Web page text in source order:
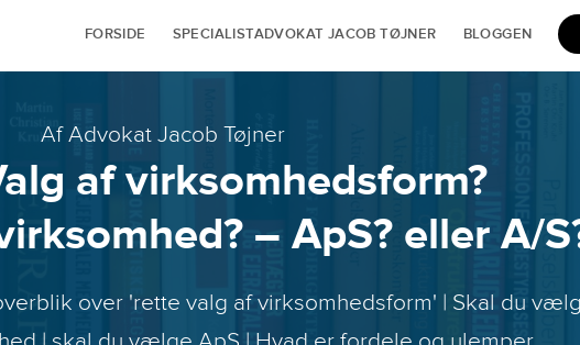
FORSIDE SPECIALISTADVOKAT JACOB TØJNER BLOGGEN
Af Advokat Jacob Tøjner
af virksomhedsform?
– ApS? eller A/
over 'rette valg af virksomhedsform' | Skal du